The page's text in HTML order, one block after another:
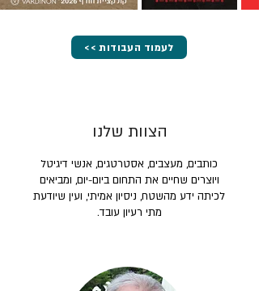
<< לעמוד העבודות
הצוות שלנו
כותבים, מעצבים, אסטרטגים, אנשי דיגיטל
ויוצרים שחיים את התחום ביום-יום, ומביאים
לכיתה ידע מהשטח, ניסיון אמיתי, ועין שיודעת
מתי רעיון עובד.